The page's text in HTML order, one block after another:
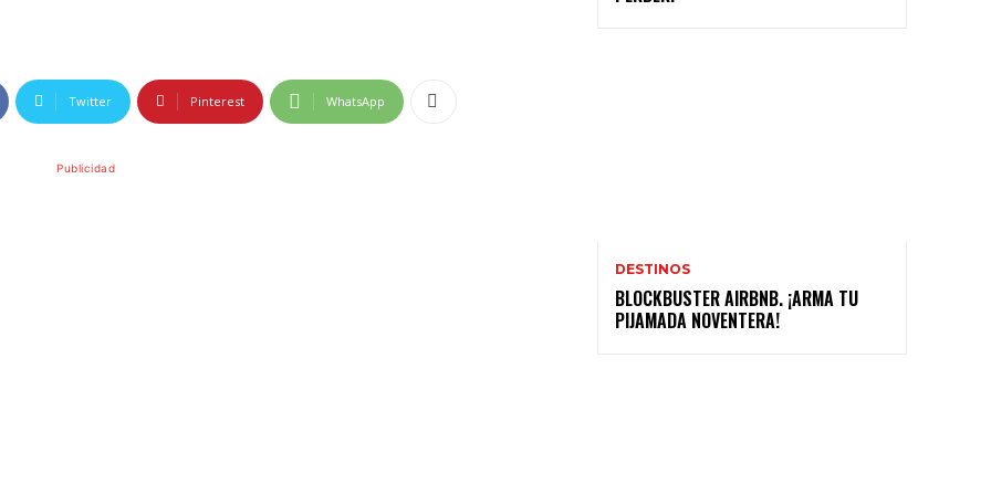
Twitter Pinterest WhatsApp
Publicidad
DESTINOS
BLOCKBUSTER AIRBNB. ¡ARMA TU
PIJAMADA NOVENTERA!